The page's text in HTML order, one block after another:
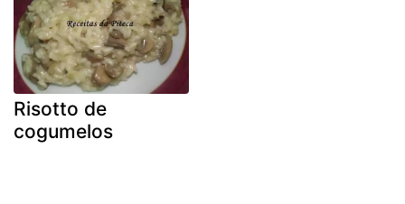
Risotto de
cogumelos